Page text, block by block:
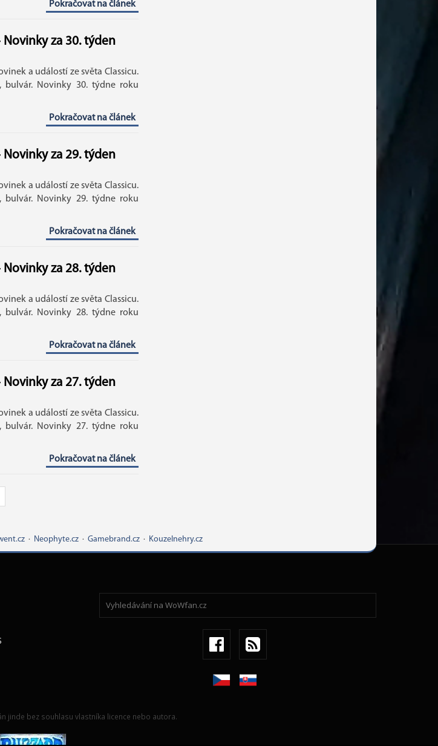
Pokračovat na článek
Novinky za 30. týden
a událostí ze světa Classicu.
bulvár. Novinky 30. týdne roku
Pokračovat na článek
Novinky za 29. týden
a událostí ze světa Classicu.
bulvár. Novinky 29. týdne roku
Pokračovat na článek
Novinky za 28. týden
a událostí ze světa Classicu.
bulvár. Novinky 28. týdne roku
Pokračovat na článek
Novinky za 27. týden
a událostí ze světa Classicu.
bulvár. Novinky 27. týdne roku
Pokračovat na článek
· Neophyte.cz · Gamebrand.cz · Kouzelnehry.cz
jinde bez souhlasu vlastníka licence nebo autora.